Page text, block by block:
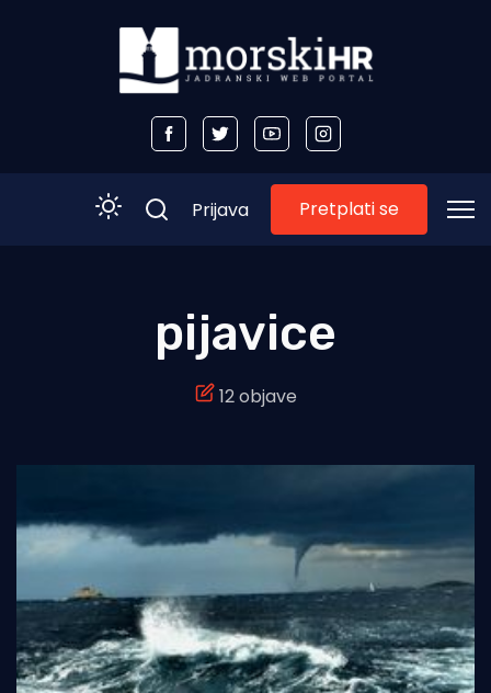
Turizam i nautika
Ribolov
Ekologija
Prijava Pretplati se
pijavice
12 objave